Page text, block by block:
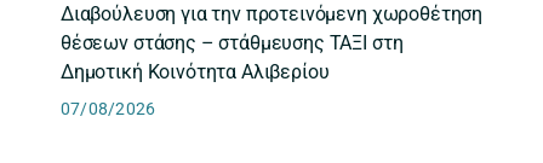
Διαβούλευση για την προτεινόμενη χωροθέτηση
θέσεων στάσης – στάθμευσης ΤΑΞΙ στη
Δημοτική Κοινότητα Αλιβερίου
07/08/2026